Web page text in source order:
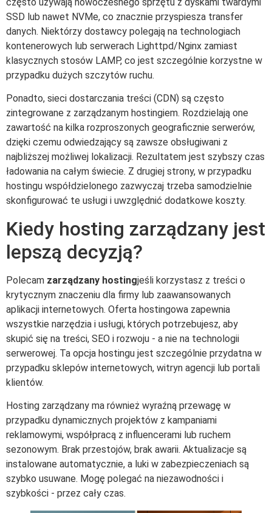
SSD lub nawet NVMe, co znacznie przyspiesza transfer
danych. Niektórzy dostawcy polegają na technologiach
kontenerowych lub serwerach Lighttpd/Nginx zamiast
klasycznych stosów LAMP, co jest szczególnie korzystne w
przypadku dużych szczytów ruchu.
Ponadto, sieci dostarczania treści (CDN) są często
zintegrowane z zarządzanym hostingiem. Rozdzielają one
zawartość na kilka rozproszonych geograficznie serwerów,
dzięki czemu odwiedzający są zawsze obsługiwani z
najbliższej możliwej lokalizacji. Rezultatem jest szybszy czas
ładowania na całym świecie. Z drugiej strony, w przypadku
hostingu współdzielonego zazwyczaj trzeba samodzielnie
skonfigurować te usługi i uwzględnić dodatkowe koszty.
Kiedy hosting zarządzany jest
lepszą decyzją?
Polecam zarządzany hostingjeśli korzystasz z treści o
krytycznym znaczeniu dla firmy lub zaawansowanych
aplikacji internetowych. Oferta hostingowa zapewnia
wszystkie narzędzia i usługi, których potrzebujesz, aby
skupić się na treści, SEO i rozwoju - a nie na technologii
serwerowej. Ta opcja hostingu jest szczególnie przydatna w
przypadku sklepów internetowych, witryn agencji lub portali
klientów.
Hosting zarządzany ma również wyraźną przewagę w
przypadku dynamicznych projektów z kampaniami
reklamowymi, współpracą z influencerami lub ruchem
sezonowym. Brak przestojów, brak awarii. Aktualizacje są
instalowane automatycznie, a luki w zabezpieczeniach są
szybko usuwane. Mogę polegać na niezawodności i
szybkości - przez cały czas.